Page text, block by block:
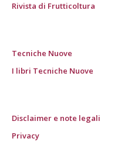
Rivista di Frutticoltura
Tecniche Nuove
I libri Tecniche Nuove
Disclaimer e note legali
Privacy